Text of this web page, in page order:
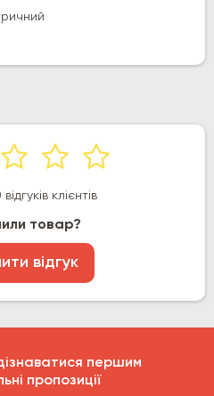
клієнтів
товар?
відгук
першим
пропозиції